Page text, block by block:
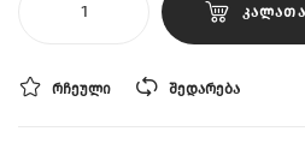
ᲠᲩᲔᲣᲚᲘ ᲨᲔᲓᲐᲠᲔᲑᲐ